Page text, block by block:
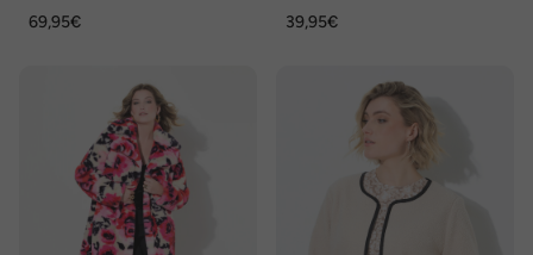
69,95€
39,95€